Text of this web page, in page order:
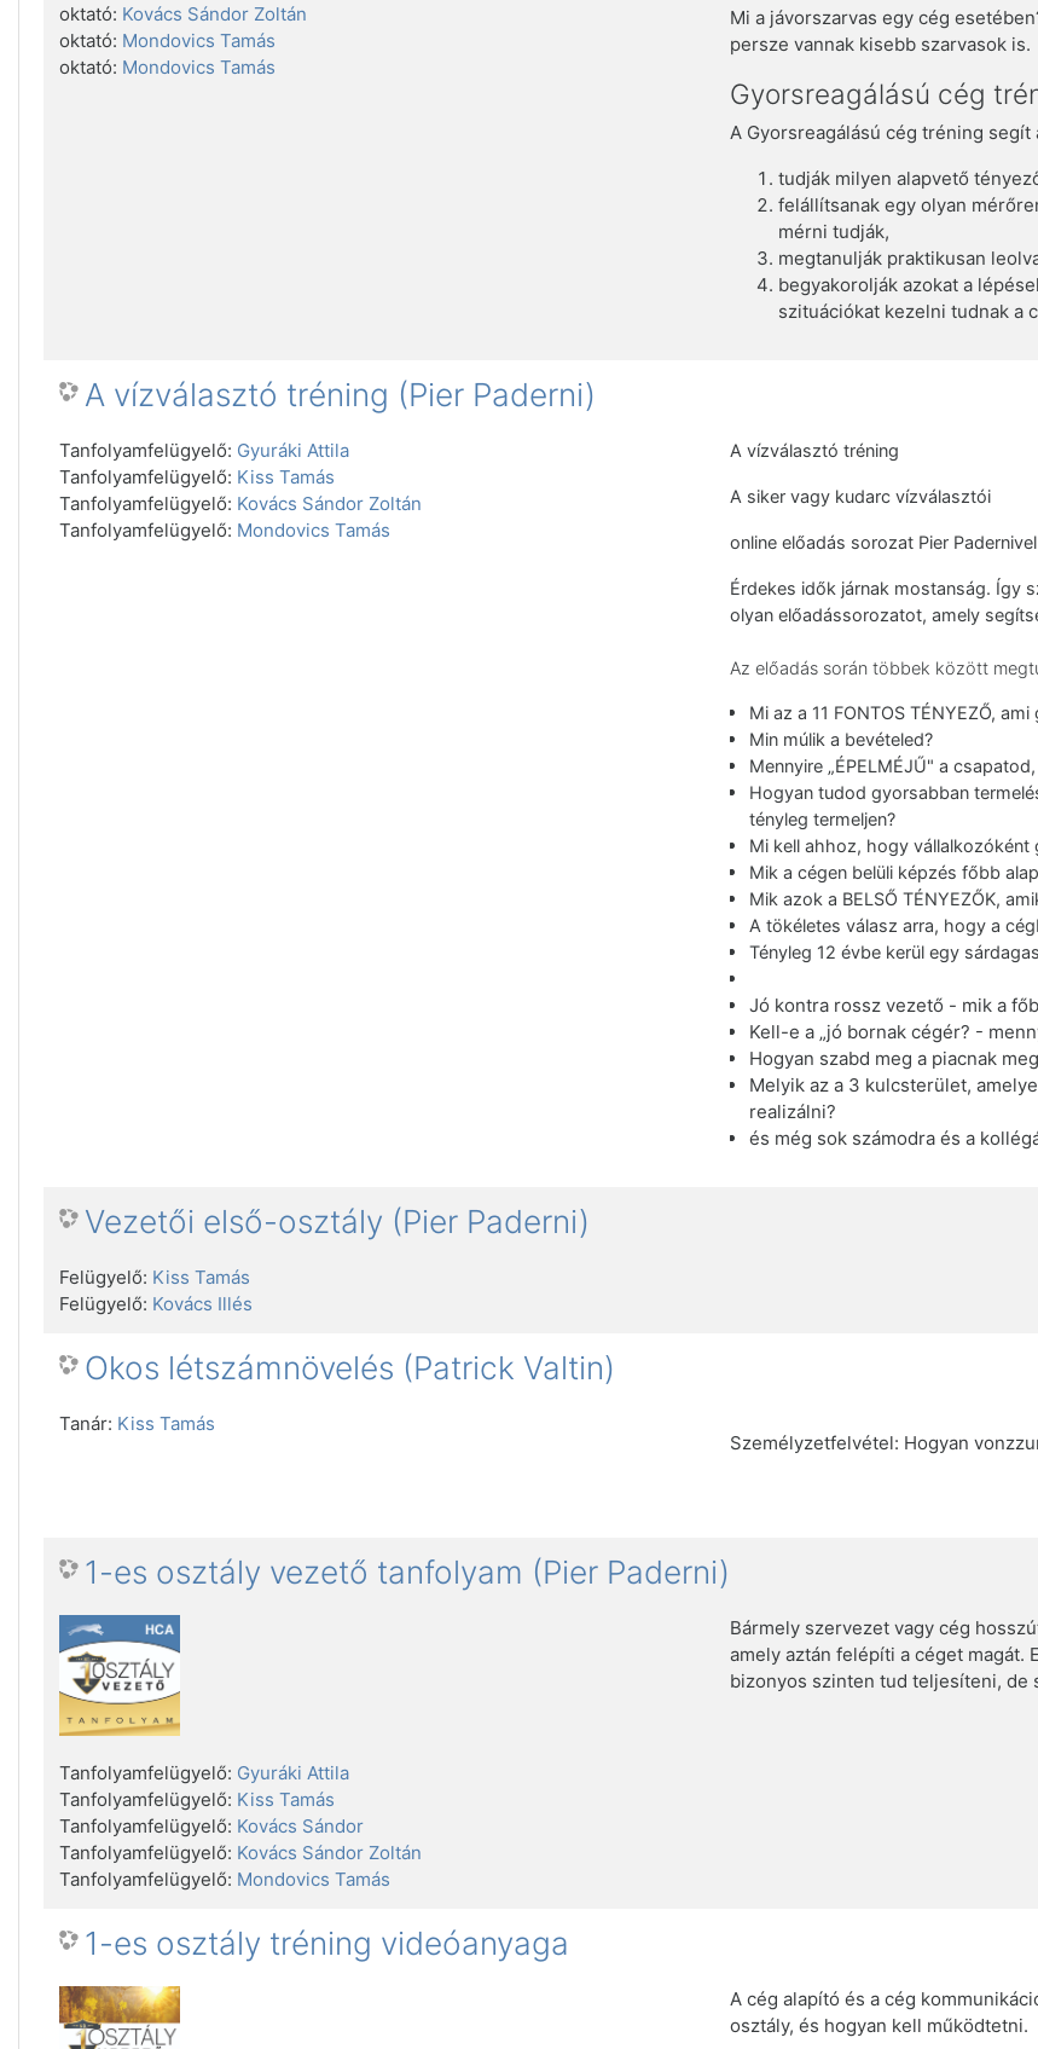
Mi a jávorszarvas egy cég
persze vannak kisebb szarvasok is.
Gyorsreagálású cég
A Gyorsreagálású cég tréning
tudják milyen alapvető
felállítsanak egy olyan
mérni tudják,
megtanulják praktikusan
begyakorolják azokat a
szituációkat kezelni tudnak a
oktató: Kovács Sándor Zoltán
oktató: Mondovics Tamás
oktató: Mondovics Tamás
A vízválasztó tréning (Pier Paderni)
A vízválasztó tréning
A siker vagy kudarc vízválasztói
online előadás sorozat Pier Padernivel
Érdekes idők járnak mostanság. Így
olyan előadássorozatot, amely
Az előadás során többek között
Mi az a 11 FONTOS TÉNYEZŐ,
Min múlik a bevételed?
Mennyire „ÉPELMÉJŰ" a
Hogyan tudod gyorsabban
tényleg termeljen?
Mi kell ahhoz, hogy vállalkozóként
Mik a cégen belüli képzés főbb
Mik azok a BELSŐ TÉNYEZŐK,
A tökéletes válasz arra, hogy a
Tényleg 12 évbe kerül egy
Jó kontra rossz vezető - mik a
Kell-e a „jó bornak cégér? -
Hogyan szabd meg a piacnak
Melyik az a 3 kulcsterület,
realizálni?
és még sok számodra és a
Tanfolyamfelügyelő: Gyuráki Attila
Tanfolyamfelügyelő: Kiss Tamás
Tanfolyamfelügyelő: Kovács Sándor Zoltán
Tanfolyamfelügyelő: Mondovics Tamás
Vezetői első-osztály (Pier Paderni)
Felügyelő: Kiss Tamás
Felügyelő: Kovács Illés
Okos létszámnövelés (Patrick Valtin)
Személyzetfelvétel: Hogyan
Tanár: Kiss Tamás
1-es osztály vezető tanfolyam (Pier Paderni)
Bármely szervezet vagy cég
amely aztán felépíti a céget magát.
bizonyos szinten tud teljesíteni, de
Tanfolyamfelügyelő: Gyuráki Attila
Tanfolyamfelügyelő: Kiss Tamás
Tanfolyamfelügyelő: Kovács Sándor
Tanfolyamfelügyelő: Kovács Sándor Zoltán
Tanfolyamfelügyelő: Mondovics Tamás
1-es osztály tréning videóanyaga
A cég alapító és a cég
osztály, és hogyan kell működtetni.